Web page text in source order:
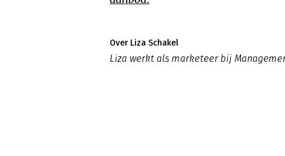
Over Liza Schakel
Liza werkt als marketeer bij